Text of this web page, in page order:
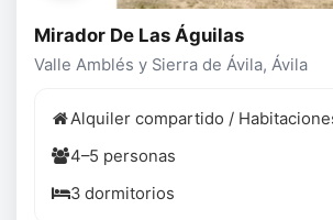
Mirador De Las Águilas
Valle Amblés y Sierra de Ávila, Ávila
Alquiler compartido /
4–5 personas
3 dormitorios